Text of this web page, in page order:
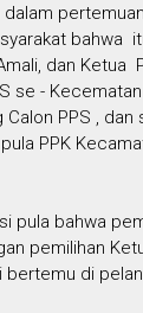
dalam
bahwa
dan Ketua
se -
Calon PPS ,
PPK
pula bahwa
pemilihan
bertemu di